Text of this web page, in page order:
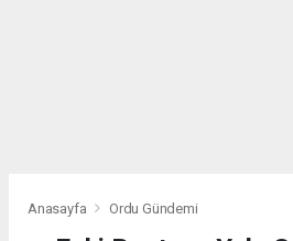
Anasayfa Ordu Gündemi